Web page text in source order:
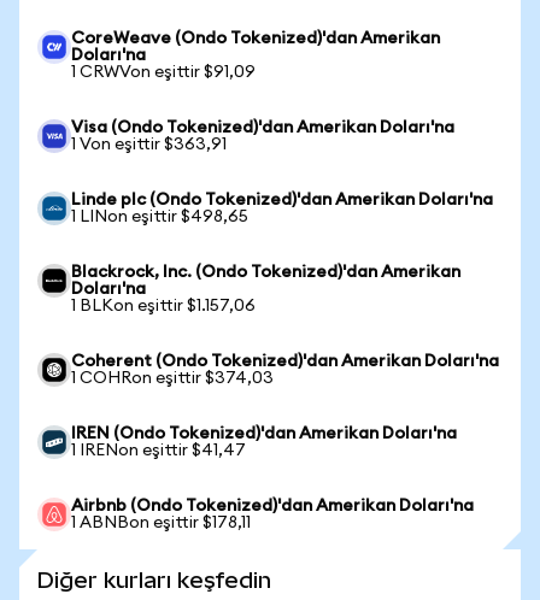
CoreWeave (Ondo Tokenized)'dan Amerikan
Doları'na
1 CRWVon eşittir $91,09
Visa (Ondo Tokenized)'dan Amerikan Doları'na
1 Von eşittir $363,91
Linde plc (Ondo Tokenized)'dan Amerikan Doları'na
1 LINon eşittir $498,65
Blackrock, Inc. (Ondo Tokenized)'dan Amerikan
Doları'na
1 BLKon eşittir $1.157,06
Coherent (Ondo Tokenized)'dan Amerikan Doları'na
1 COHRon eşittir $374,03
IREN (Ondo Tokenized)'dan Amerikan Doları'na
1 IRENon eşittir $41,47
Airbnb (Ondo Tokenized)'dan Amerikan Doları'na
1 ABNBon eşittir $178,11
Diğer kurları keşfedin